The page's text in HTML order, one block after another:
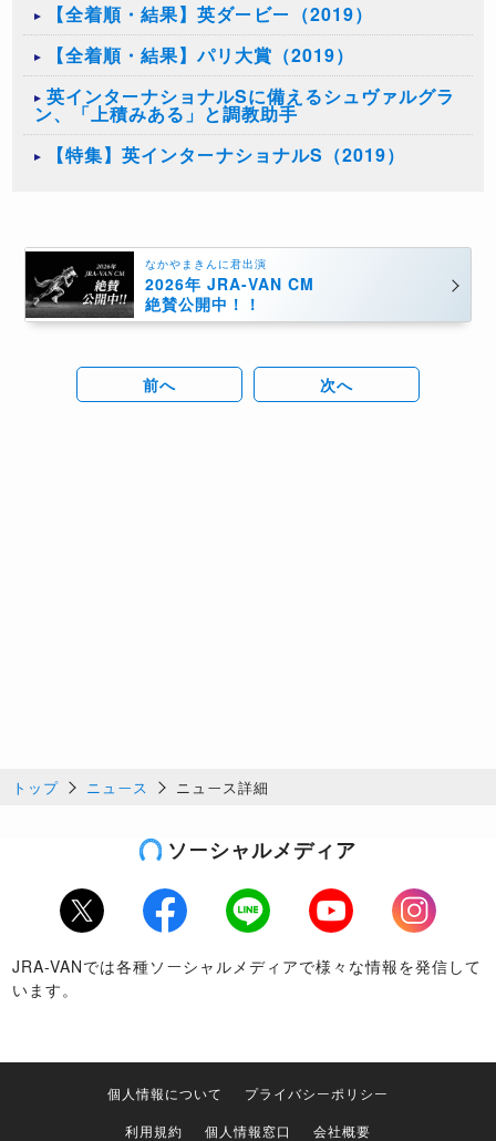
【全着順・結果】英ダービー（2019）
【全着順・結果】パリ大賞（2019）
英インターナショナルSに備えるシュヴァルグラ
ン、「上積みある」と調教助手
【特集】英インターナショナルS（2019）
なかやまきんに君出演
2026年 JRA-VAN CM
絶賛公開中！！
前へ 次へ
トップ ニュース ニュース詳細
ソーシャルメディア
Twitter Facebook LINE Youtube
Instagram
JRA-VANでは各種ソーシャルメディアで様々な情報を発信して
います。
個人情報について
プライバシーポリシー
利用規約
個人情報窓口 会社概要